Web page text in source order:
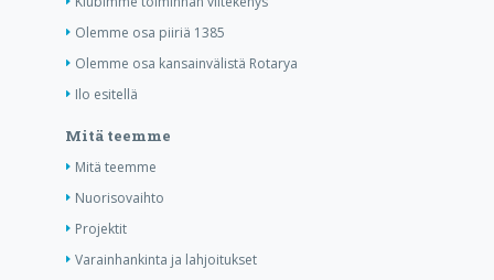
Olemme osa piiriä 1385
Olemme osa kansainvälistä Rotarya
Ilo esitellä
Mitä teemme
Mitä teemme
Nuorisovaihto
Projektit
Varainhankinta ja lahjoitukset